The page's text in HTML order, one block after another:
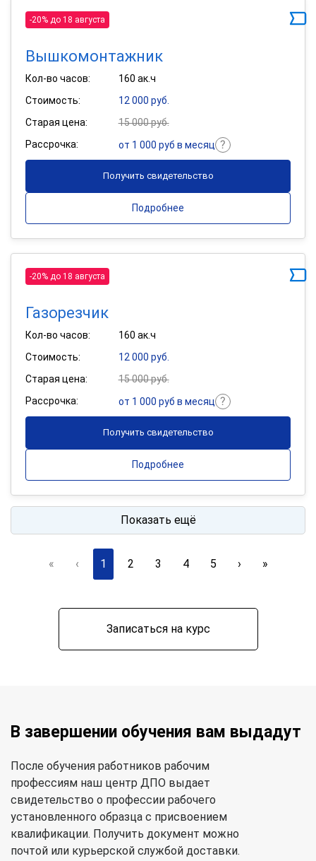
-20% до 18 августа
Вышкомонтажник
Кол-во часов:
160 ак.ч
Стоимость:
12 000 руб.
Старая цена:
15 000 руб.
Рассрочка:
от 1 000 руб в месяц
Получить свидетельство
Подробнее
-20% до 18 августа
Газорезчик
Кол-во часов:
160 ак.ч
Стоимость:
12 000 руб.
Старая цена:
15 000 руб.
Рассрочка:
от 1 000 руб в месяц
Получить свидетельство
Подробнее
Показать ещё
« ‹ 1 2 3 4 5 › »
Записаться на курс
В завершении обучения вам выдадут
После обучения работников рабочим
профессиям наш центр ДПО выдает
свидетельство о профессии рабочего
установленного образца с присвоением
квалификации. Получить документ можно
почтой или курьерской службой доставки.